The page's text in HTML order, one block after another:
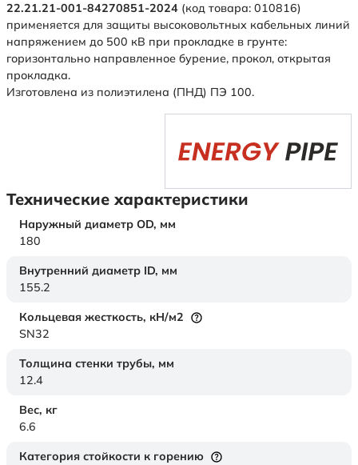
22.21.21-001-84270851-2024 (код товара: 010816)
применяется для защиты высоковольтных кабельных линий
напряжением до 500 кВ при прокладке в грунте:
горизонтально направленное бурение, прокол, открытая
прокладка.
Изготовлена из полиэтилена (ПНД) ПЭ 100.
Технические характеристики
Наружный диаметр OD, мм
180
Внутренний диаметр ID, мм
155.2
Кольцевая жесткость, кН/м2
SN32
Толщина стенки трубы, мм
12.4
Вес, кг
6.6
Категория стойкости к горению